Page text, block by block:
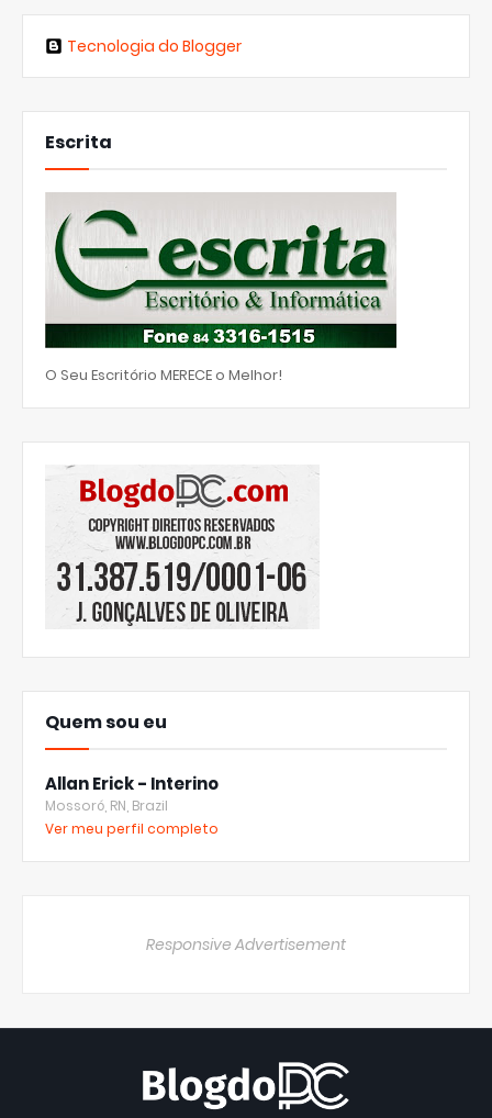
Tecnologia do Blogger
Escrita
O Seu Escritório MERECE o Melhor!
Quem sou eu
Allan Erick - Interino
Mossoró, RN, Brazil
Ver meu perfil completo
Responsive Advertisement